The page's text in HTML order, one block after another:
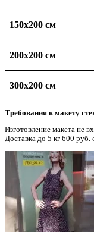
150x200 см
200x200 см
300x200 см
Тре­бо­ва­ния к маке­ту
Изго­тов­ле­ние маке­та не
Достав­ка до 5 кг 600 руб.